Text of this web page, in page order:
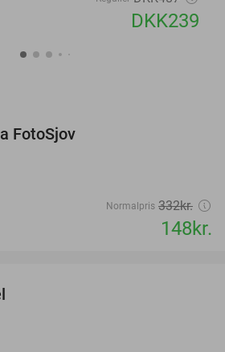
DKK239
FotoSjov
Normalpris 332kr.
148kr.